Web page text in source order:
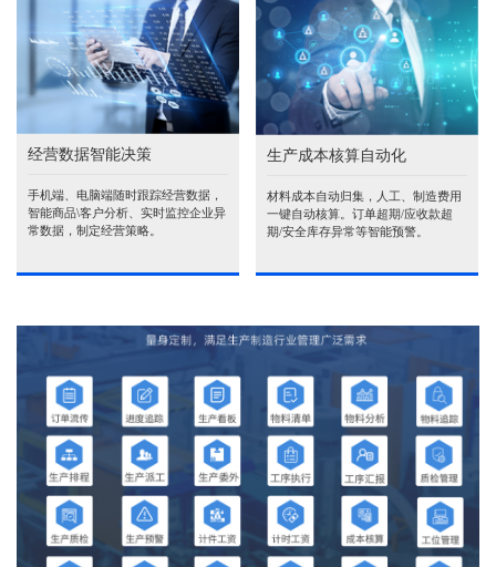
经营数据智能决策
手机端、电脑端随时跟踪经营数据，
智能商品\客户分析、实时监控企业异
常数据，制定经营策略。
生产成本核算自动化
材料成本自动归集，人工、制造费用
一键自动核算。订单超期/应收款超
期/安全库存异常等智能预警。